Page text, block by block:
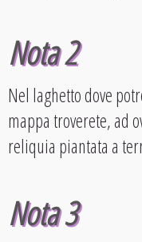
Nota 2
Nel laghetto dove
mappa troverete, ad
reliquia piantata a
Nota 3